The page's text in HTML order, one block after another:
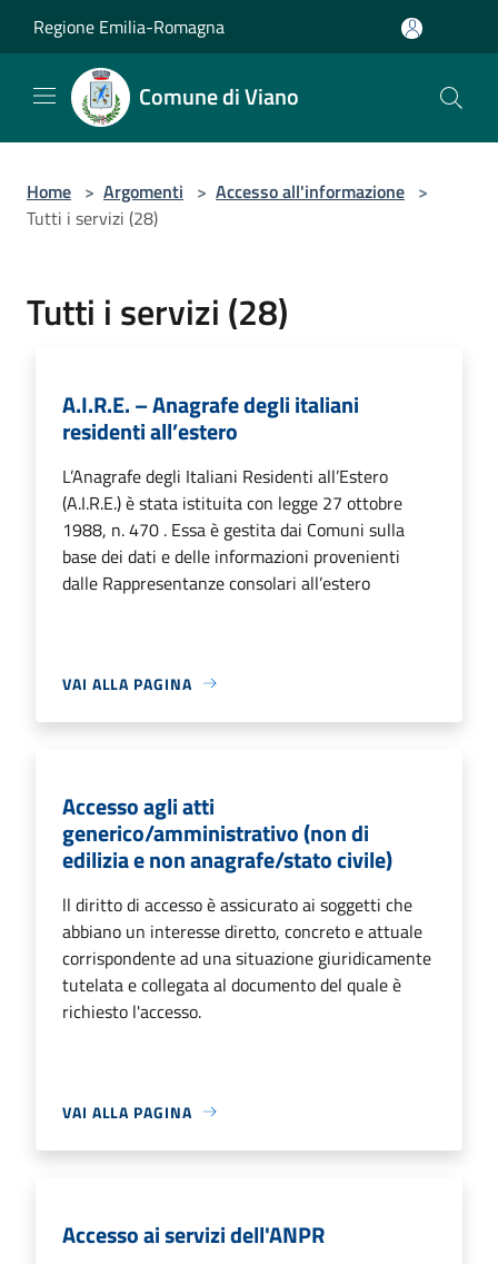
Regione Emilia-Romagna
Comune di Viano
Home > Argomenti > Accesso all'informazione >
Tutti i servizi (28)
Tutti i servizi (28)
A.I.R.E. – Anagrafe degli italiani
residenti all’estero
L’Anagrafe degli Italiani Residenti all’Estero
(A.I.R.E.) è stata istituita con legge 27 ottobre
1988, n. 470 . Essa è gestita dai Comuni sulla
base dei dati e delle informazioni provenienti
dalle Rappresentanze consolari all’estero
VAI ALLA PAGINA
Accesso agli atti
generico/amministrativo (non di
edilizia e non anagrafe/stato civile)
ll diritto di accesso è assicurato ai soggetti che
abbiano un interesse diretto, concreto e attuale
corrispondente ad una situazione giuridicamente
tutelata e collegata al documento del quale è
richiesto l'accesso.
VAI ALLA PAGINA
Accesso ai servizi dell'ANPR